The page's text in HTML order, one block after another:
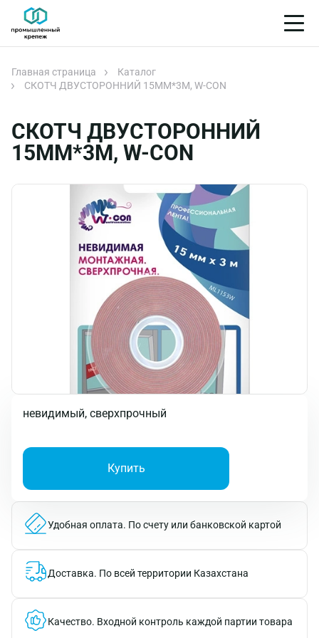
Главная страница
Каталог
СКОТЧ ДВУСТОРОННИЙ 15ММ*3М, W-CON
СКОТЧ ДВУСТОРОННИЙ
15ММ*3М, W-CON
невидимый, сверхпрочный
Купить
Удобная оплата. По счету или банковской картой
Доставка. По всей территории Казахстана
Качество. Входной контроль каждой партии товара